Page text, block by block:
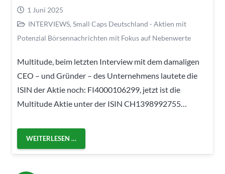
1 Juni 2025
INTERVIEWS, Small Caps Deutschland - Aktien mit
Potenzial Börsennachrichten mit Fokus auf Nebenwerte
Multitude, beim letzten Interview mit dem damaligen
CEO – und Gründer – des Unternehmens lautete die
ISIN der Aktie noch: FI4000106299, jetzt ist die
Multitude Aktie unter der ISIN CH1398992755…
WEITERLESEN …